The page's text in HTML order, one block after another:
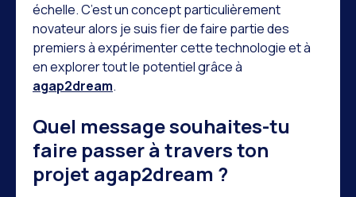
échelle. C’est un concept particulièrement
novateur alors je suis fier de faire partie des
premiers à expérimenter cette technologie et à
en explorer tout le potentiel grâce à
agap2dream.
Quel message souhaites-tu
faire passer à travers ton
projet agap2dream ?